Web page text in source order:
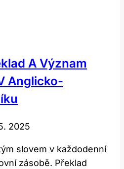
A Význam
Anglicko-
2025
slovem v každodenní
zásobě. Překlad